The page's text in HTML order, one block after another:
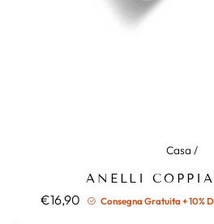
Casa /
ANELLI
€16,90 Prezzo
Consegna Gratuita + 10%